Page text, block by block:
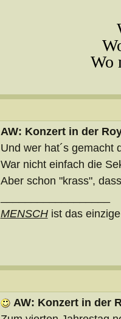
Wo
AW: Konzert in der
Und wer hat´s gemacht
War nicht einfach die
Aber schon "krass",
MENSCHist das
AW: Konzert in der